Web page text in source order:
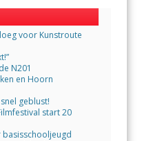
voor Kunstroute
N201
en Hoorn
geblust!
start 20
basisschooljeugd